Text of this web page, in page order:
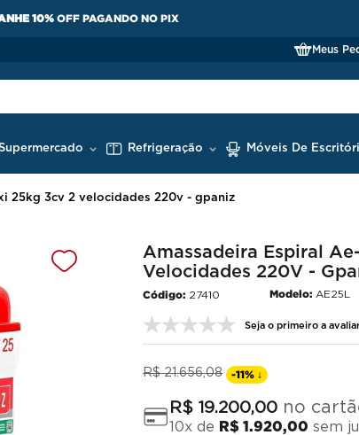
10% OFF PAGANDO NO PIX
Meus
Refrigeração Móveis De
25kg 3cv 2 velocidades 220v - gpaniz
Amassadeira Espiral
Velocidades 220V -
27410 Modelo: AE25L
Seja o primeiro a
R$ 21.656,08 -11% ↓
R$ 19.200,00 no
10x de R$ 1.920,00 sem